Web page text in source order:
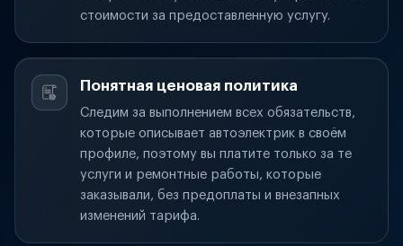
стоимости за предоставленную услугу.
Понятная ценовая политика
Следим за выполнением всех обязательств,
которые описывает автоэлектрик в своём
профиле, поэтому вы платите только за те
услуги и ремонтные работы, которые
заказывали, без предоплаты и внезапных
изменений тарифа.